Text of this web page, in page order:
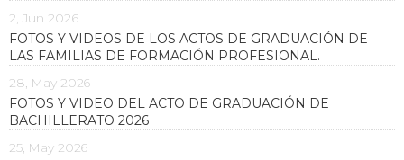
2, Jun 2026
FOTOS Y VIDEOS DE LOS ACTOS DE GRADUACIÓN DE
LAS FAMILIAS DE FORMACIÓN PROFESIONAL.
28, May 2026
FOTOS Y VIDEO DEL ACTO DE GRADUACIÓN DE
BACHILLERATO 2026
25, May 2026